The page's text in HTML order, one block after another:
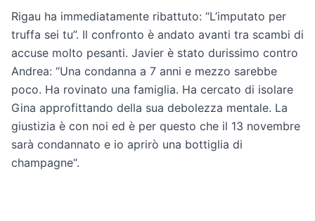
Rigau ha immediatamente ribattuto: “L’imputato per
truffa sei tu”. Il confronto è andato avanti tra scambi di
accuse molto pesanti. Javier è stato durissimo contro
Andrea: “Una condanna a 7 anni e mezzo sarebbe
poco. Ha rovinato una famiglia. Ha cercato di isolare
Gina approfittando della sua debolezza mentale. La
giustizia è con noi ed è per questo che il 13 novembre
sarà condannato e io aprirò una bottiglia di
champagne“.